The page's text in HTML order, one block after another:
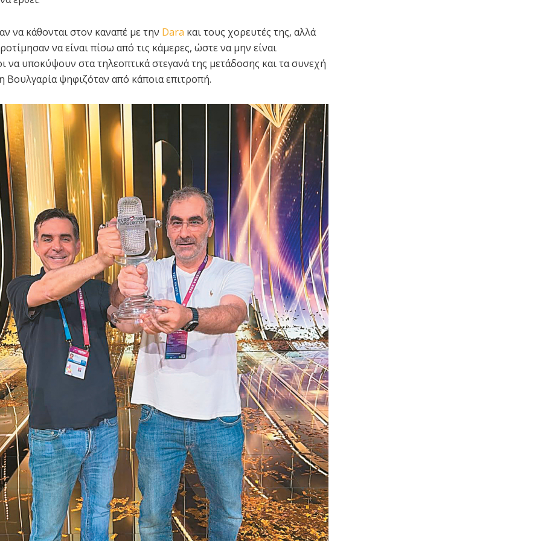
να κάθονται στον καναπέ με την Dara και τους χορευτές της, αλλά
να είναι πίσω από τις κάμερες, ώστε να μην είναι
να υποκύψουν στα τηλεοπτικά στεγανά της μετάδοσης και τα συνεχή
Βουλγαρία ψηφιζόταν από κάποια επιτροπή.